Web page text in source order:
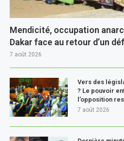
Mendicité, occupation
Dakar face au retour d’un
7 août 2026
Vers des
? Le pouvoir
l’opposition
7 août 2026